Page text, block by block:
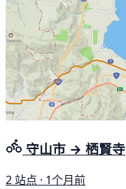
守山市 → 栖賢寺
2 站点 · 1个月前